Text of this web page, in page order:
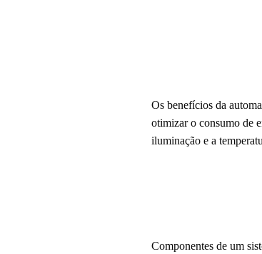
Os benefícios da
otimizar o consumo de
iluminação e a
Componentes de um